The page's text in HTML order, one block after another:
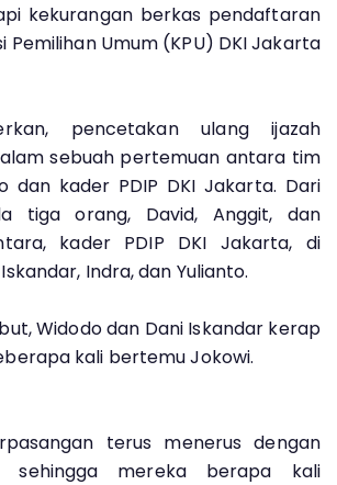
kekurangan berkas pendaftaran
Pemilihan Umum (KPU) DKI Jakarta
pencetakan ulang ijazah
sebuah pertemuan antara tim
dan kader PDIP DKI Jakarta. Dari
tiga orang, David, Anggit, dan
kader PDIP DKI Jakarta, di
Indra, dan Yulianto.
Widodo dan Dani Iskandar kerap
kali bertemu Jokowi.
terus menerus dengan
sehingga mereka berapa kali